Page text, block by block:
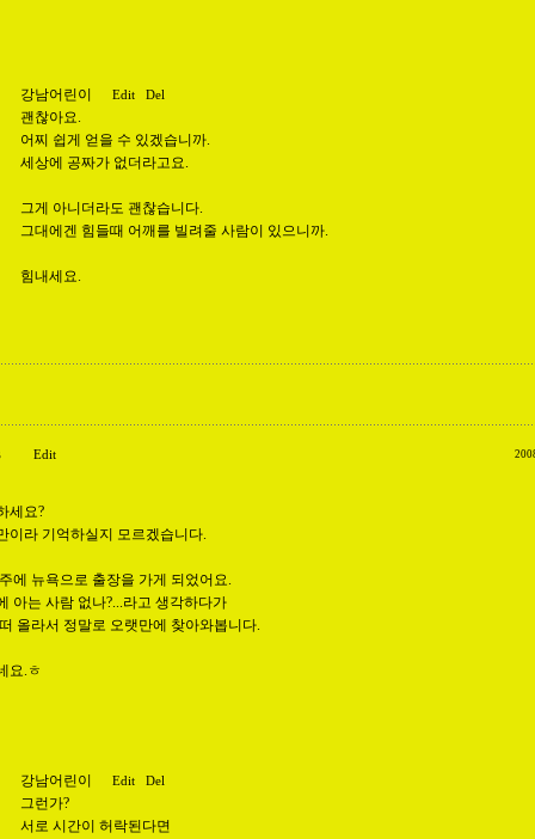
강남어린이 Edit Del
괜찮아요.
어찌 쉽게 얻을 수 있겠습니까.
세상에 공짜가 없더라고요.
그게 아니더라도 괜찮습니다.
그대에겐 힘들때 어깨를 빌려줄 사람이 있으니까.
힘내세요.
Edit
세요?
이라 기억하실지 모르겠습니다.
에 뉴욕으로 출장을 가게 되었어요.
아는 사람 없나?...라고 생각하다가
올라서 정말로 오랫만에 찾아와봅니다.
요.ㅎ
강남어린이 Edit Del
그런가?
서로 시간이 허락된다면